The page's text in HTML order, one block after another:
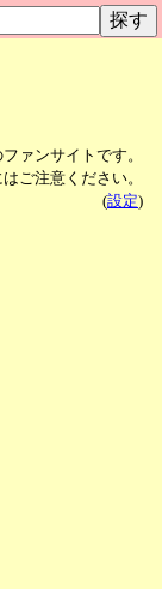
ァンサイトです。
ご注意ください。
(設定)